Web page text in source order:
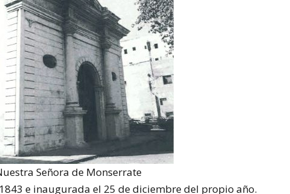
Señora de Monserrate
e inaugurada el 25 de diciembre del propio año.